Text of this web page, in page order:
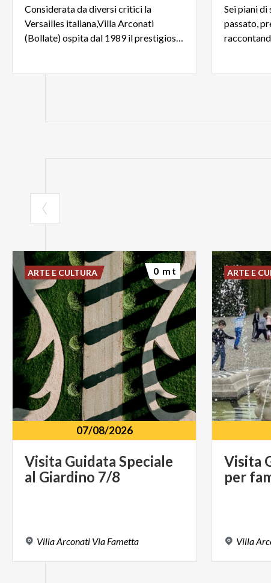
Considerata da diversi critici la
Versailles italiana,Villa Arconati
(Bollate) ospita dal 1989 il prestigioso omonimo festival.
Sei piani
passato,
07/08/2026
Visita Guidata Speciale
al Giardino 7/8
VillaArconati Via Fametta
ARTE E CULTURA 0 mt
Visita
per
Villa
ARTE E